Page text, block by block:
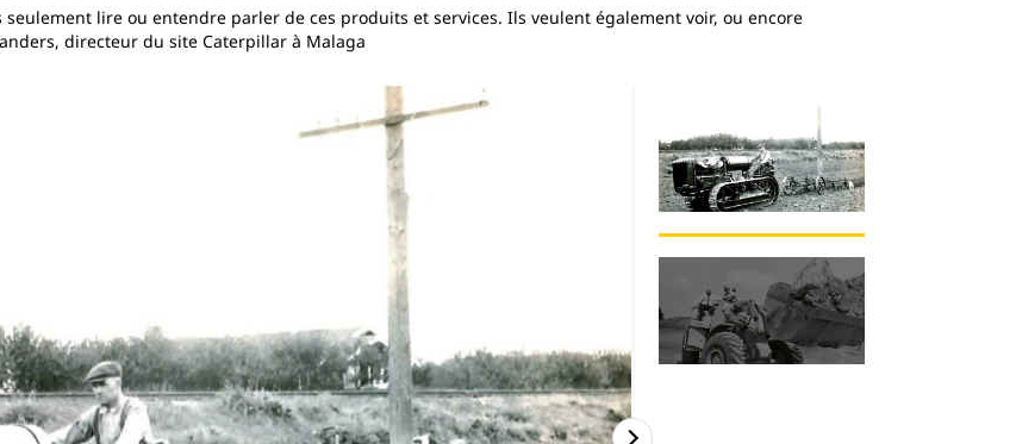
lire ou entendre parler de ces produits et services. Ils veulent également voir, ou encore
directeur du site Caterpillar à Malaga